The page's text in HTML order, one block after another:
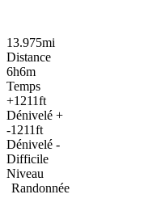
13.975mi
Distance
6h6m
Temps
+1211ft
Dénivelé +
-1211ft
Dénivelé -
Difficile
Niveau
Randonnée